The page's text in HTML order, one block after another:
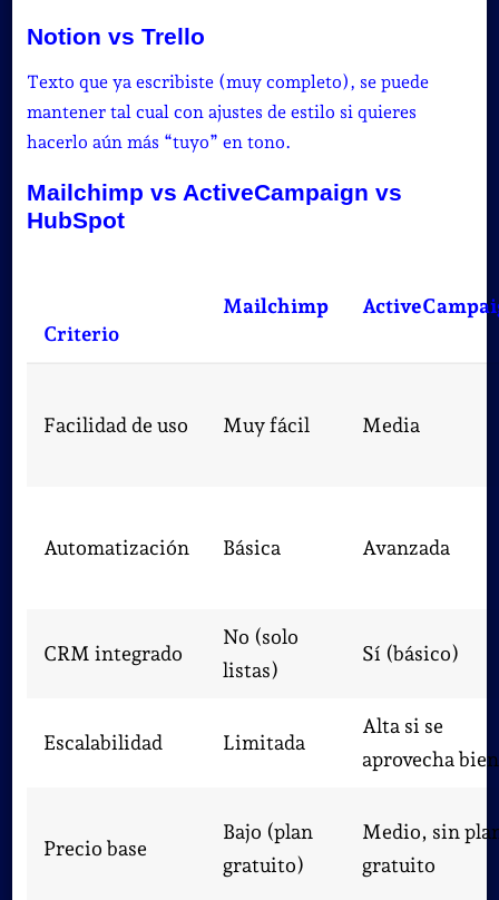
Notion vs Trello
Texto que ya escribiste (muy completo), se puede
mantener tal cual con ajustes de estilo si quieres
hacerlo aún más “tuyo” en tono.
Mailchimp vs ActiveCampaign vs
HubSpot
Criterio
Mailchimp
Facilidad de uso Muy fácil Media
Automatización Básica Avanzada
CRM integrado
No (solo
listas)
Sí (básico)
Escalabilidad Limitada
Alta si se
aprovecha bien
Precio base
Bajo (plan
gratuito)
Medio, sin
gratuito